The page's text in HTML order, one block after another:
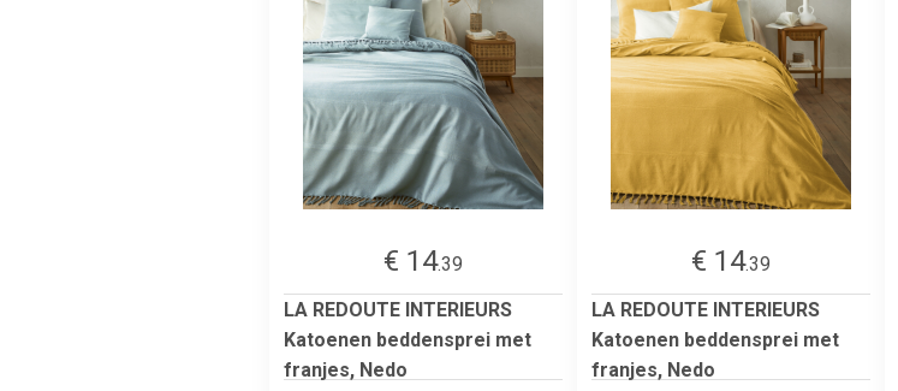
€ 14.39
LA REDOUTE INTERIEURS
Katoenen beddensprei met
franjes, Nedo
€ 14.39
LA REDOUTE INTERIEURS
Katoenen beddensprei met
franjes, Nedo